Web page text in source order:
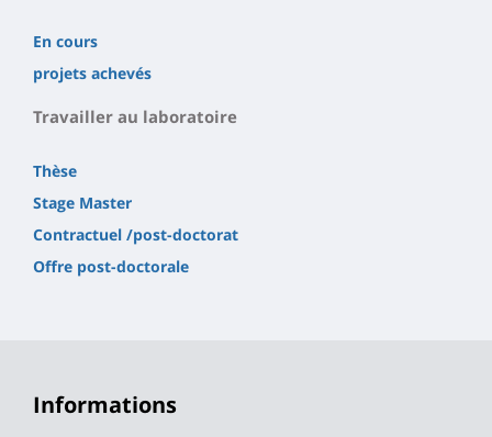
En cours
projets achevés
Travailler au laboratoire
Thèse
Stage Master
Contractuel /post-doctorat
Offre post-doctorale
Informations